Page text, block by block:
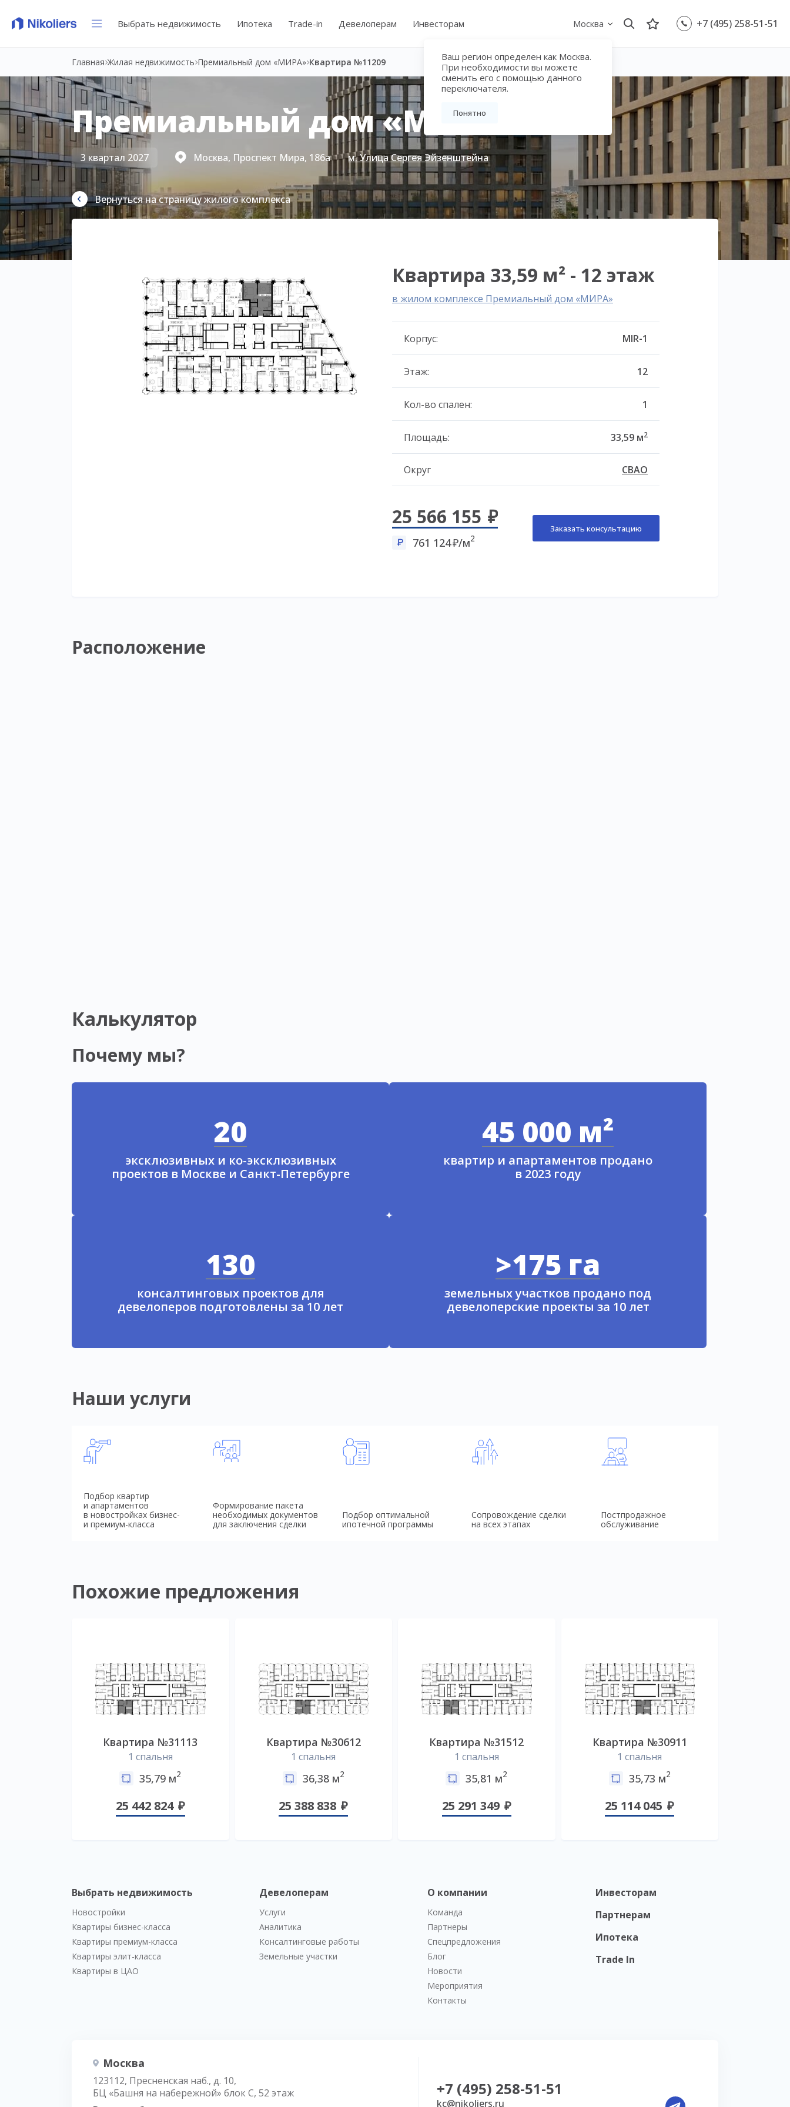
Выбрать недвижимость Ипотека Trade-in Девелоперам Инвесторам Москва
Ваш регион определен как Москва.
При необходимости вы можете
сменить его с помощью данного
переключателя.
Понятно
+7 (495) 258-51-51
Главная Жилая недвижимость Премиальный дом «МИРА» Квартира №11209
Премиальный дом «МИРА»
3 квартал 2027 Москва, Проспект Мира, 186а м. Улица Сергея Эйзенштейна
Вернуться на страницу жилого комплекса
Квартира 33,59 м² - 12 этаж
в жилом комплексе Премиальный дом «МИРА»
Корпус: MIR-1
Этаж: 12
Кол-во спален: 1
Площадь: 33,59 м2
Округ СВАО
25 566 155
761 124 /м2
Заказать консультацию
Расположение
Калькулятор
Почему мы?
20
эксклюзивных и ко-эксклюзивных
проектов в Москве и Санкт-Петербурге
45 000 м²
квартир и апартаментов продано
в 2023 году
130
консалтинговых проектов для
девелоперов подготовлены за 10 лет
>175 га
земельных участков продано под
девелоперские проекты за 10 лет
Наши услуги
Подбор квартир
и апартаментов
в новостройках бизнес-
и премиум-класса
Формирование пакета
необходимых документов
для заключения сделки
Подбор оптимальной
ипотечной программы
Сопровождение сделки
на всех этапах
Постпродажное
обслуживание
Похожие предложения
Квартира №31113
1 спальня
35,79 м2
25 442 824
Квартира №30612
1 спальня
36,38 м2
25 388 838
Квартира №31512
1 спальня
35,81 м2
25 291 349
Квартира №30911
1 спальня
35,73 м2
25 114 045
Выбрать недвижимость
Новостройки
Квартиры бизнес-класса
Квартиры премиум-класса
Квартиры элит-класса
Квартиры в ЦАО
Девелоперам
Услуги
Аналитика
Консалтинговые работы
Земельные участки
О компании
Команда
Партнеры
Спецпредложения
Блог
Новости
Мероприятия
Контакты
Инвесторам
Партнерам
Ипотека
Trade In
Москва
123112, Пресненская наб., д. 10,
БЦ «Башня на набережной» блок С, 52 этаж
+7 (495) 258-51-51
kc@nikoliers.ru